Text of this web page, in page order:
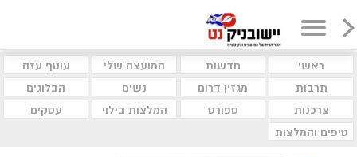
ראשי חדשות המועצה שלי
עוטף עזה
תרבות
מגזין דרום נשים
הבלוגים
צרכנות
ספורט המלצות בילוי
עסקים
טיפים והמלצות